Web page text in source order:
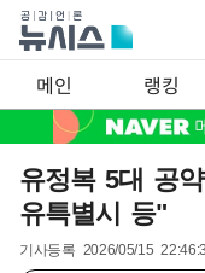
메인 랭킹
유정복 5대 공
유특별시 등"
기사등록 2026/05/15